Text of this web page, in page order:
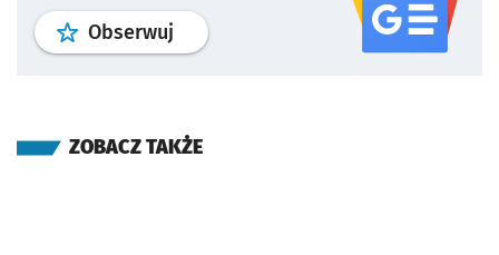
Obserwuj profil serwisu
ZOBACZ TAKŻE